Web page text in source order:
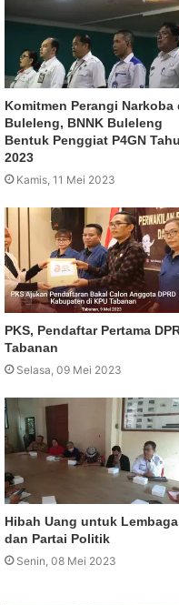
Komitmen Perangi Narkoba
Buleleng, BNNK Buleleng
Bentuk Penggiat P4GN
2023
Kamis, 11 Mei 2023
PKS, Pendaftar Pertama
Tabanan
Selasa, 09 Mei 2023
Hibah Uang untuk Lembaga
dan Partai Politik
Senin, 08 Mei 2023